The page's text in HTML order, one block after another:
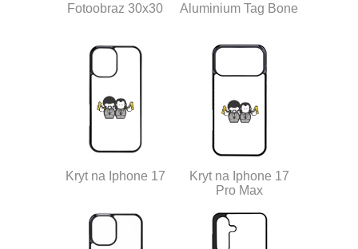
Fotoobraz 30x30 Aluminium Tag Bone
Kryt na Iphone 17
Kryt na Iphone 17
Pro Max